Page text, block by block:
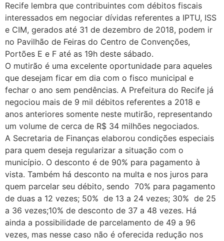
Recife lembra que contribuintes com débitos fiscais
interessados em negociar dívidas referentes a IPTU, ISS
e CIM, gerados até 31 de dezembro de 2018, podem ir
no Pavilhão de Feiras do Centro de Convenções,
Portões E e F até as 19h deste sábado.
O mutirão é uma excelente oportunidade para aqueles
que desejam ficar em dia com o fisco municipal e
fechar o ano sem pendências. A Prefeitura do Recife já
negociou mais de 9 mil débitos referentes a 2018 e
anos anteriores somente neste mutirão, representando
um volume de cerca de R$ 34 milhões negociados.
A Secretaria de Finanças elaborou condições especiais
para quem deseja regularizar a situação com o
município. O desconto é de 90% para pagamento à
vista. Também há desconto na multa e nos juros para
quem parcelar seu débito, sendo 70% para pagamento
de duas a 12 vezes; 50% de 13 a 24 vezes; 30% de 25
a 36 vezes;10% de desconto de 37 a 48 vezes. Há
ainda a possibilidade de parcelamento de 49 a 96
vezes, mas nesse caso não é oferecida redução nos